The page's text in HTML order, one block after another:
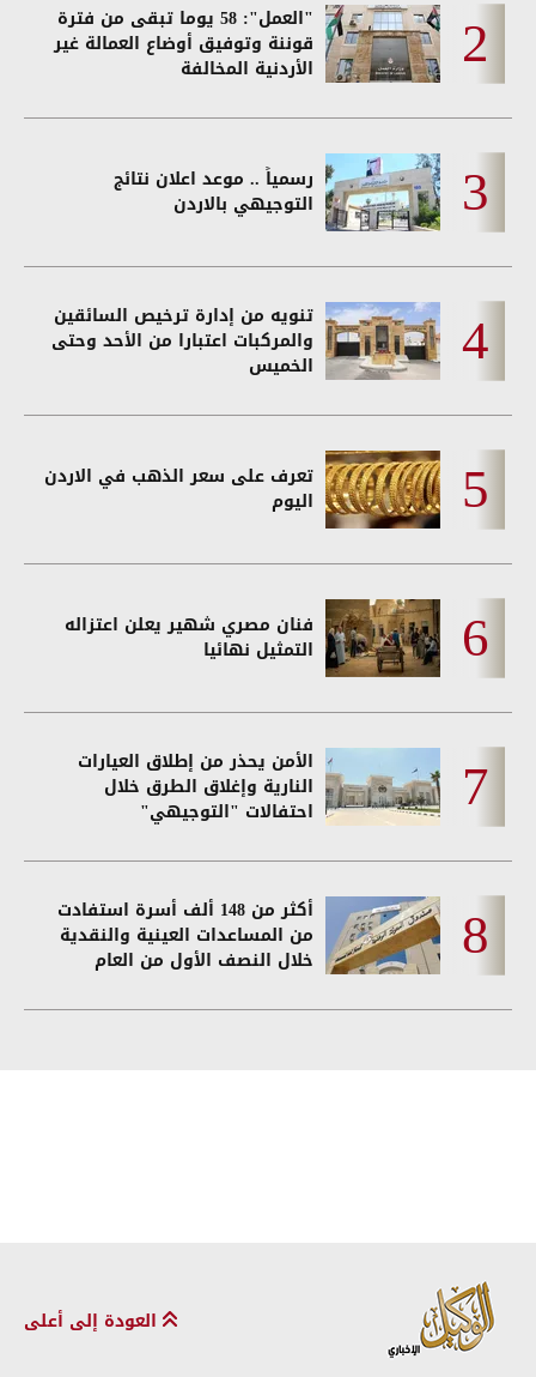
"العمل": 58 يوما تبقى من فترة
قوننة وتوفيق أوضاع العمالة غير
الأردنية المخالفة
رسمياً .. موعد اعلان نتائج
التوجيهي بالاردن
تنويه من إدارة ترخيص السائقين
والمركبات اعتبارا من الأحد وحتى
الخميس
تعرف على سعر الذهب في الاردن
اليوم
فنان مصري شهير يعلن اعتزاله
التمثيل نهائيا
الأمن يحذر من إطلاق العيارات
النارية وإغلاق الطرق خلال
احتفالات "التوجيهي"
أكثر من 148 ألف أسرة استفادت
من المساعدات العينية والنقدية
خلال النصف الأول من العام
العودة إلى أعلى